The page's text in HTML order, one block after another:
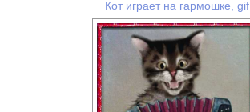
Кот играет на гармошке, gif